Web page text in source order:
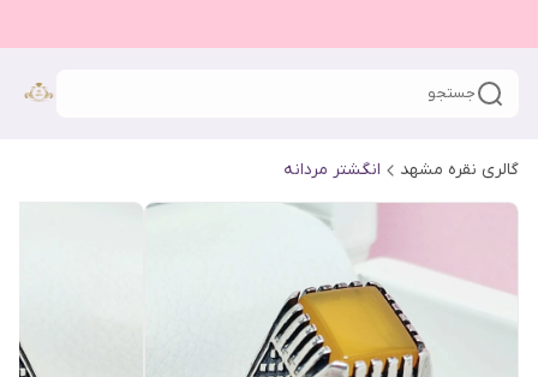
جستجو
گالری نقره مشهد انگشتر مردانه